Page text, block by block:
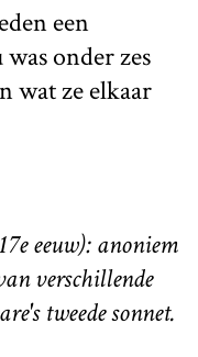
een
onder zes
wat ze elkaar
eeuw): anoniem
verschillende
tweede sonnet.